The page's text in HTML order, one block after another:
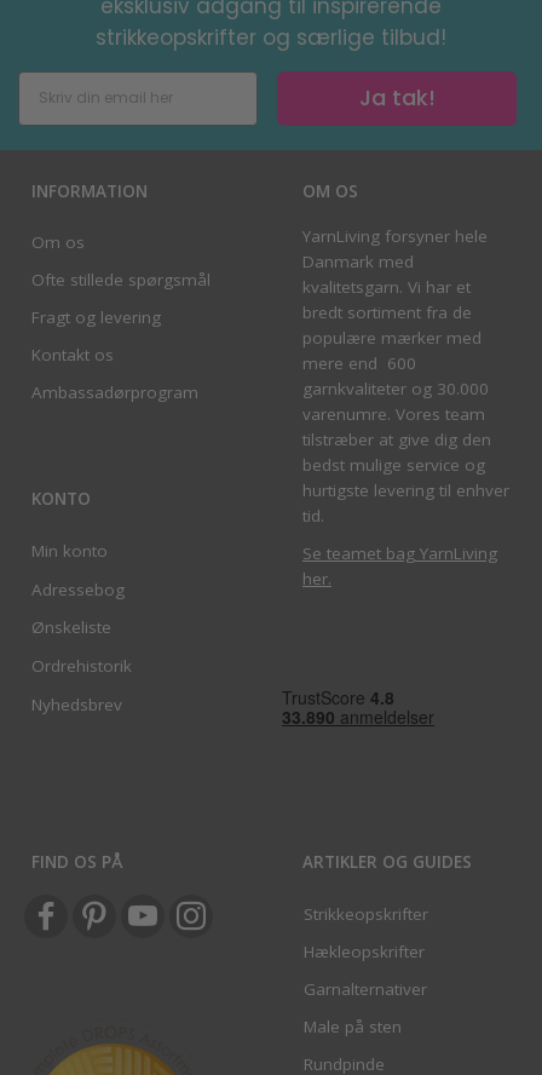
strikkeopskrifter og særlige tilbud!
Ja tak!
INFORMATION
Om os
Ofte stillede spørgsmål
Fragt og levering
Kontakt os
Ambassadørprogram
KONTO
Min konto
Adressebog
Ønskeliste
Ordrehistorik
Nyhedsbrev
OM OS
YarnLiving forsyner hele
Danmark med
kvalitetsgarn. Vi har et
bredt sortiment fra de
populære mærker med
mere end 600
garnkvaliteter og 30.000
varenumre. Vores team
tilstræber at give dig den
bedst mulige service og
hurtigste levering til enhver
tid.
Se teamet bag YarnLiving
her.
FIND OS PÅ ARTIKLER OG GUIDES
Strikkeopskrifter
Hækleopskrifter
Garnalternativer
Male på sten
Rundpinde